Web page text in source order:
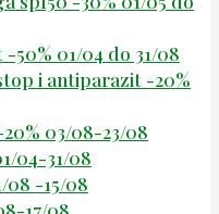
01/04 do 31/08
i antiparazit -20%
03/08-23/08
04-31/08
08 -15/08